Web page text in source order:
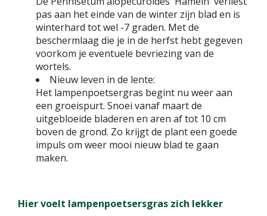
pas aan het einde van de winter zijn blad en is
winterhard tot wel -7 graden. Met de
beschermlaag die je in de herfst hebt gegeven
voorkom je eventuele bevriezing van de
wortels.
Nieuw leven in de lente:
Het lampenpoetsergras begint nu weer aan
een groeispurt. Snoei vanaf maart de
uitgebloeide bladeren en aren af tot 10 cm
boven de grond. Zo krijgt de plant een goede
impuls om weer mooi nieuw blad te gaan
maken.
Hier voelt lampenpoetsersgras zich lekker